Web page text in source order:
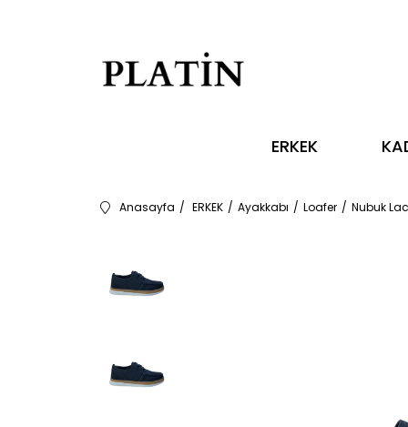
ERKEK
Anasayfa ERKEK Ayakkabı Loafer Nubuk